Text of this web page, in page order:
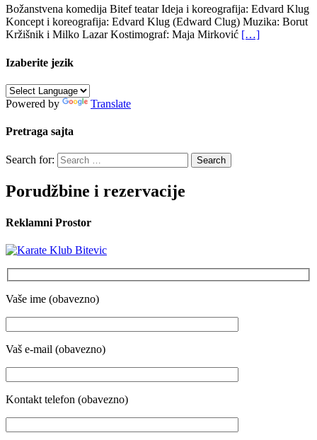
Božanstvena komedija Bitef teatar Ideja i koreografija: Edvard Klug
Koncept i koreografija: Edvard Klug (Edward Clug) Muzika: Borut
Kržišnik i Milko Lazar Kostimograf: Maja Mirković […]
Izaberite jezik
Powered by Translate
Pretraga sajta
Search for:
Porudžbine i rezervacije
Reklamni Prostor
Vaše ime (obavezno)
Vaš e-mail (obavezno)
Kontakt telefon (obavezno)